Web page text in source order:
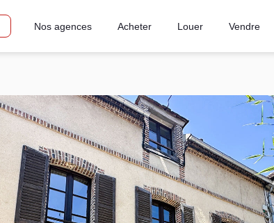
Nos agences Acheter Louer Vendre